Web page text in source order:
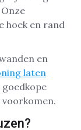
hoek en rand
en
laten
goedkope